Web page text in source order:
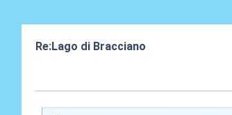
Re:Lago di Bracciano